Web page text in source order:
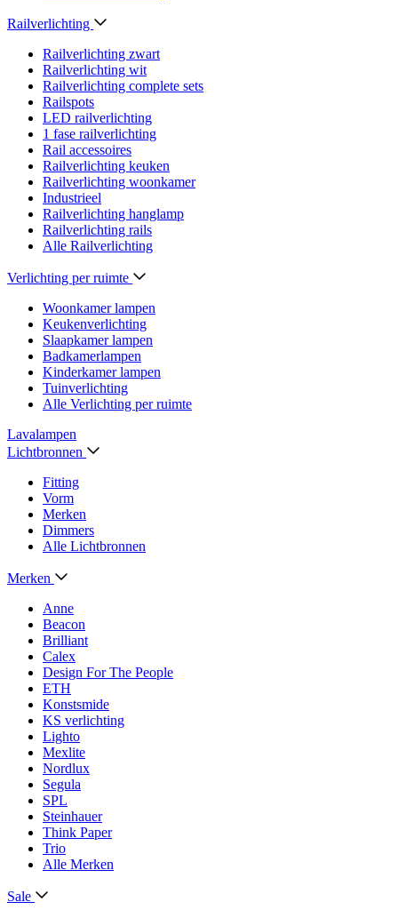
Railverlichting
Railverlichting zwart
Railverlichting wit
Railverlichting complete sets
Railspots
LED railverlichting
1 fase railverlichting
Rail accessoires
Railverlichting keuken
Railverlichting woonkamer
Industrieel
Railverlichting hanglamp
Railverlichting rails
Alle Railverlichting
Verlichting per ruimte
Woonkamer lampen
Keukenverlichting
Slaapkamer lampen
Badkamerlampen
Kinderkamer lampen
Tuinverlichting
Alle Verlichting per ruimte
Lavalampen
Lichtbronnen
Fitting
Vorm
Merken
Dimmers
Alle Lichtbronnen
Merken
Anne
Beacon
Brilliant
Calex
Design For The People
ETH
Konstsmide
KS verlichting
Lighto
Mexlite
Nordlux
Segula
SPL
Steinhauer
Think Paper
Trio
Alle Merken
Sale